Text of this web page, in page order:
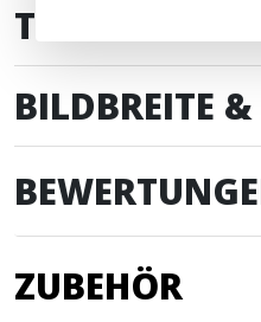
TECHNISCHE
BILDBREITE
ZUBEHÖR